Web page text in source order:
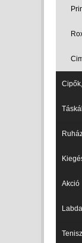
Akció
Tenisz